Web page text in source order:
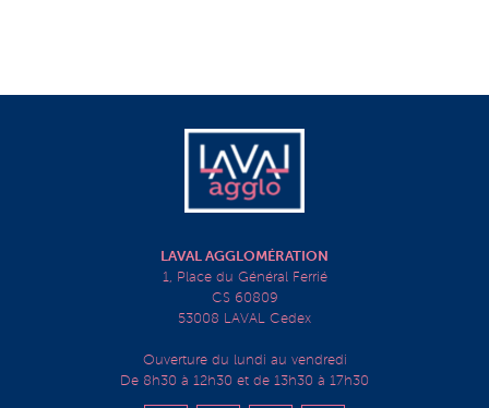
LAVAL AGGLOMÉRATION
1, Place du Général Ferrié
CS 60809
53008 LAVAL Cedex
Ouverture du lundi au vendredi
De 8h30 à 12h30 et de 13h30 à 17h30